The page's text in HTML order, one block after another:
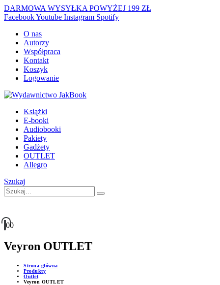
DARMOWA WYSYŁKA POWYŻEJ 199 ZŁ
FacebookYoutube Instagram Spotify
O nas
Autorzy
Współpraca
Kontakt
Koszyk
Logowanie
Książki
E-booki
Audiobooki
Pakiety
Gadżety
OUTLET
Allegro
Szukaj
00
Veyron OUTLET
Strona główna
Produkty
Outlet
Veyron OUTLET